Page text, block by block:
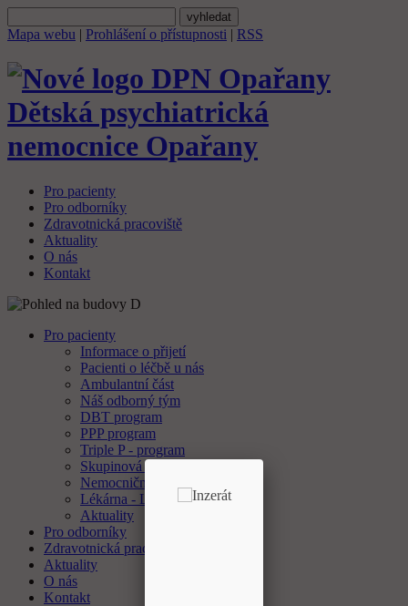
Mapa webu | Prohlášení o přístupnosti | RSS
Dětská psychiatrická
nemocnice Opařany
Pro pacienty
Pro odborníky
Zdravotnická pracoviště
Aktuality
O nás
Kontakt
Pro pacienty
Informace o přijetí
Pacienti o léčbě u nás
Ambulantní část
Náš odborný tým
DBT program
PPP program
Triple P - program
Skupinová psychoterapie
Nemocniční ombudsman
Lékárna - Laboratoř
Aktuality
Pro odborníky
Zdravotnická pracoviště
Aktuality
O nás
Kontakt